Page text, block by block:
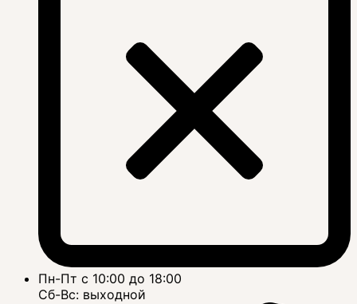
Пн-Пт с 10:00 до 18:00
Сб-Вс: выходной